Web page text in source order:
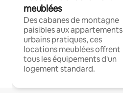
meublées
Des cabanes de montagne
paisibles aux appartements
urbains pratiques, ces
locations meublées offrent
tous les équipements d'un
logement standard.